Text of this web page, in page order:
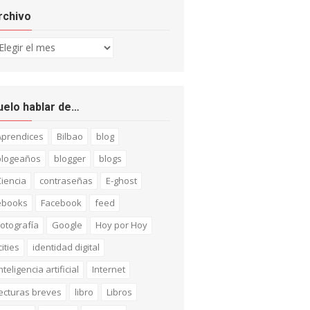
hablar de…
Bilbao
blog
blogger
blogs
contraseñas
E-ghost
Facebook
feed
Google
Hoy por Hoy
identidad digital
artificial
Internet
breves
libro
Libros